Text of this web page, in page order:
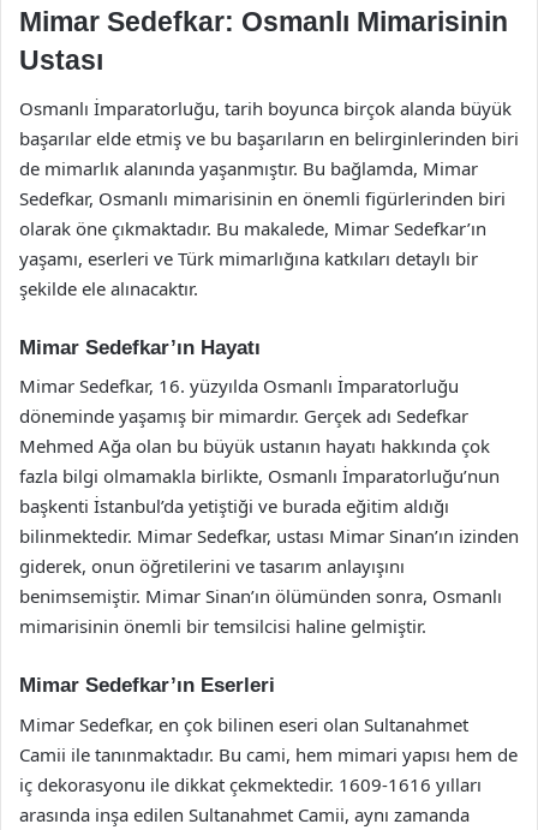
Mimar Sedefkar: Osmanlı Mimarisinin
Ustası
Osmanlı İmparatorluğu, tarih boyunca birçok alanda büyük
başarılar elde etmiş ve bu başarıların en belirginlerinden biri
de mimarlık alanında yaşanmıştır. Bu bağlamda, Mimar
Sedefkar, Osmanlı mimarisinin en önemli figürlerinden biri
olarak öne çıkmaktadır. Bu makalede, Mimar Sedefkar’ın
yaşamı, eserleri ve Türk mimarlığına katkıları detaylı bir
şekilde ele alınacaktır.
Mimar Sedefkar’ın Hayatı
Mimar Sedefkar, 16. yüzyılda Osmanlı İmparatorluğu
döneminde yaşamış bir mimardır. Gerçek adı Sedefkar
Mehmed Ağa olan bu büyük ustanın hayatı hakkında çok
fazla bilgi olmamakla birlikte, Osmanlı İmparatorluğu’nun
başkenti İstanbul’da yetiştiği ve burada eğitim aldığı
bilinmektedir. Mimar Sedefkar, ustası Mimar Sinan’ın izinden
giderek, onun öğretilerini ve tasarım anlayışını
benimsemiştir. Mimar Sinan’ın ölümünden sonra, Osmanlı
mimarisinin önemli bir temsilcisi haline gelmiştir.
Mimar Sedefkar’ın Eserleri
Mimar Sedefkar, en çok bilinen eseri olan Sultanahmet
Camii ile tanınmaktadır. Bu cami, hem mimari yapısı hem de
iç dekorasyonu ile dikkat çekmektedir. 1609-1616 yılları
arasında inşa edilen Sultanahmet Camii, aynı zamanda